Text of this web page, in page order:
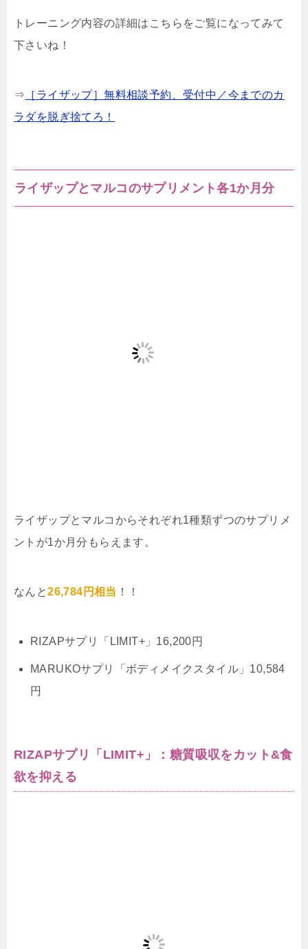
トレーニング内容の詳細はこちらをご覧になってみて
下さいね！
⇒ ［ライザップ］無料相談予約、受付中／今までのカ
ラダを脱ぎ捨てろ！
ライザップとマルコのサプリメント各1か月分
ライザップとマルコからそれぞれ1種類ずつのサプリメ
ントが1か月分もらえます。
なんと26,784円相当 ！！
RIZAPサプリ「LIMIT+」16,200円
MARUKOサプリ「ボディメイクスタイル」10,584
円
RIZAPサプリ「LIMIT+」：糖質吸収をカット&食
欲を抑える